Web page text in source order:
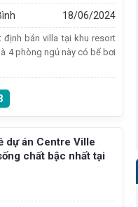
18/06/2024
định bán villa tại khu resort
4 phòng ngủ này có bể bơi
dự án Centre Ville
chất bậc nhất tại